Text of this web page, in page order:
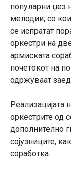
популарни џез
мелодии, со
се испратат
оркестри на
армиската
почетокот на
одржуваат
Реализацијата
оркестрите од
дополнително
сојузниците,
соработка.